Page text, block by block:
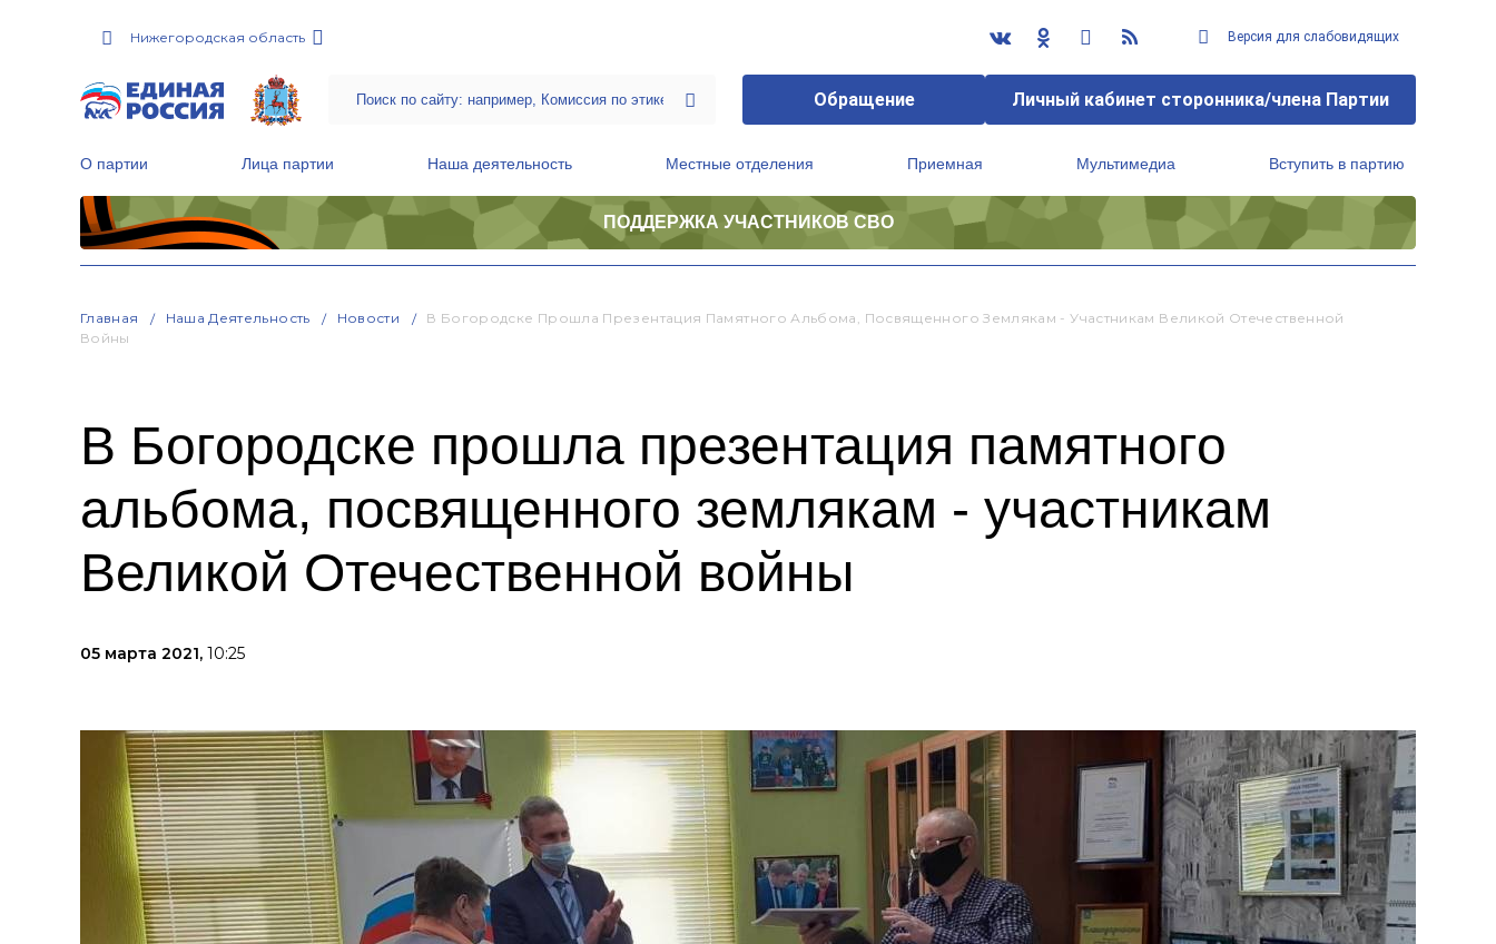
Нижегородская область Версия для слабовидящих
Обращение Личный кабинет сторонника/члена Партии
О партии Лица партии Наша деятельность Местные отделения Приемная Мультимедиа Вступить в партию
ПОДДЕРЖКА УЧАСТНИКОВ СВО
Главная Наша Деятельность Новости
В Богородске Прошла Презентация Памятного Альбома, Посвященного Землякам - Участникам Великой Отечественной
Войны
В Богородске прошла презентация памятного
альбома, посвященного землякам - участникам
Великой Отечественной войны
05 марта 2021, 10:25